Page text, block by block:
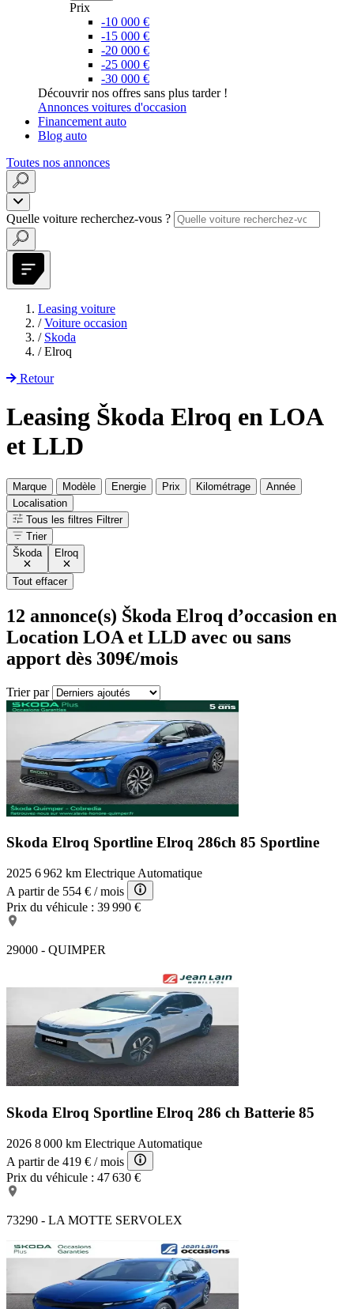
Prix
-10 000 €
-15 000 €
-20 000 €
-25 000 €
-30 000 €
Découvrir nos offres sans plus tarder !
Annonces voitures d'occasion
Financement auto
Blog auto
Toutes nos annonces
Quelle voiture recherchez-vous ?
Leasing voiture
/ Voiture occasion
/ Skoda
/ Elroq
Retour
Leasing Škoda Elroq en LOA
et LLD
Marque Modèle Energie Prix Kilométrage
Année
Localisation
Tous les filtres Filtrer
Trier
Škoda
Elroq
Tout effacer
12 annonce(s) Škoda Elroq d’occasion en
Location LOA et LLD avec ou sans
apport dès 309€/mois
Trier par
Skoda Elroq Sportline Elroq 286ch 85 Sportline
2025 6 962 km Electrique Automatique
A partir de 554 € / mois
Prix du véhicule : 39 990 €
29000 - QUIMPER
Skoda Elroq Sportline Elroq 286 ch Batterie 85
2026 8 000 km Electrique Automatique
A partir de 419 € / mois
Prix du véhicule : 47 630 €
73290 - LA MOTTE SERVOLEX